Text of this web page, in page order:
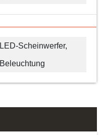
LED-Scheinwerfer,
Beleuchtung